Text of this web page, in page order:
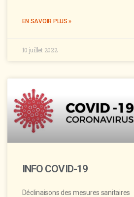
EN SAVOIR PLUS »
10 juillet 2022
INFO COVID-19
Déclinaisons des mesures sanitaires